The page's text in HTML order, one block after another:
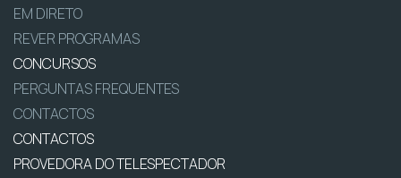
EM DIRETO
REVER PROGRAMAS
CONCURSOS
PERGUNTAS FREQUENTES
CONTACTOS
CONTACTOS
PROVEDORA DO TELESPECTADOR